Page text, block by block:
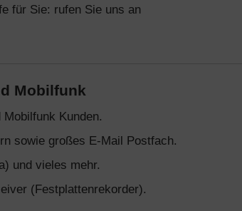
für Sie: rufen Sie uns an
Mobilfunk
Kunden.
sowie großes E-Mail Postfach.
und vieles mehr.
(Festplattenrekorder).